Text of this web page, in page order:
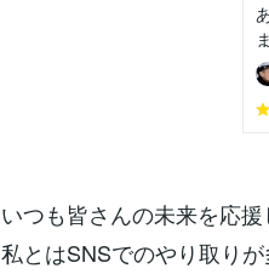
いつも皆さんの未来を応
私とはSNSでのやり取り